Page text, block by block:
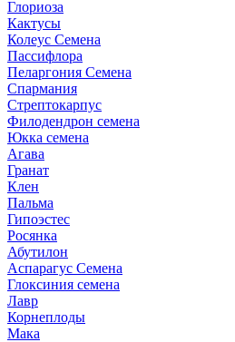
Глориоза
Кактусы
Колеус Семена
Пассифлора
Пеларгония Семена
Спармания
Стрептокарпус
Филодендрон семена
Юкка семена
Агава
Гранат
Клен
Пальма
Гипоэстес
Росянка
Абутилон
Аспарагус Семена
Глоксиния семена
Лавр
Корнеплоды
Мака